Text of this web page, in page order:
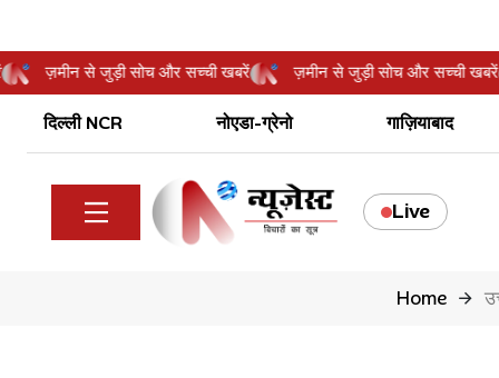
ज़मीन से जुड़ी सोच और सच्ची खबरें ज़मीन से जुड़ी सोच और
दिल्ली NCR नोएडा-ग्रेनो गाज़ियाबाद
Live
Home